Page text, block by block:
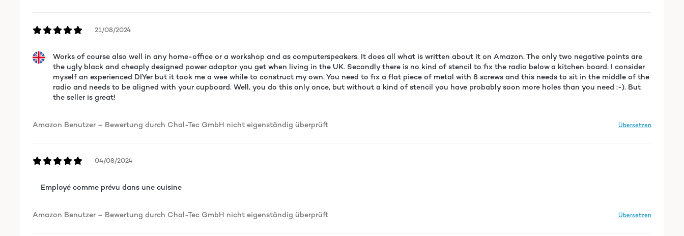
unbedingt parat liegen. Es gibt wohl auch eine APP zum Bedienen des Radios, aber so etwas benötige ich nicht und habe es daher nicht ausprobiert. Was ich gut finde ist,
dass man einstellen kann, ob die Internetverbindung auch im ausgeschaltetem Zustand aktiv bleiben soll. Das habe ich abgestellt. Das Radio braucht dann zwar ein paar
kein einziges Radio so richtig Empfang (daher hatte ich da dann ein Internetradio). Und dieses hier zeigt bei meinem Radiosender Vollausschlag im Empfang!!! :-) Super sind
die Direktwahltasten zum Abspeichern von Radiosendern. Das LED-Licht ist eher funzelig und nicht wirklich zum Arbeiten geeignet. Es ist in 3 Stufen in der Helligkeit regelbar.
Der Klang ist - wie bei fast allen günstigeren Internetradios die ich kenne - sehr basslastig. Habe das mit den Einstellungen etwas abgemindert, ist mir aber eigentlich immer
noch leicht zu viel. Ansonsten ist der Klang ganz gut, kann natürlich nicht mit einer HiFi-Anlage mithalten, aber das ist auch nicht der Anspruch. Die Lautstärkeregelung ist
sehr feinfühlig, was sehr gut ist. (Ich habe ein anderes Radio von Xoro, das zu große Lautstärkeunterschiede pro Stufe hat.) Den Timer nutze ich nicht, da bekommt man halb
21/08/2024
Works of course also well in any home-office or a workshop and as computerspeakers. It does all what is written about it on Amazon. The only two negative points are
the ugly black and cheaply designed power adaptor you get when living in the UK. Secondly there is no kind of stencil to fix the radio below a kitchen board. I consider
myself an experienced DIYer but it took me a wee while to construct my own. You need to fix a flat piece of metal with 8 screws and this needs to sit in the middle of the
radio and needs to be aligned with your cupboard. Well, you do this only once, but without a kind of stencil you have probably soon more holes than you need :-). But
the seller is great!
Amazon Benutzer – Bewertung durch Chal-Tec GmbH nicht eigenständig überprüft Übersetzen
04/08/2024
Employé comme prévu dans une cuisine
Amazon Benutzer – Bewertung durch Chal-Tec GmbH nicht eigenständig überprüft Übersetzen